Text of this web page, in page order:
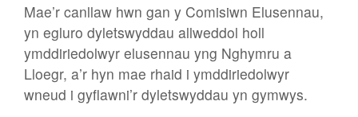
Mae’r canllaw hwn gan y Comisiwn Elusennau,
yn egluro dyletswyddau allweddol holl
ymddiriedolwyr elusennau yng Nghymru a
Lloegr, a’r hyn mae rhaid i ymddiriedolwyr
wneud i gyflawni’r dyletswyddau yn gymwys.